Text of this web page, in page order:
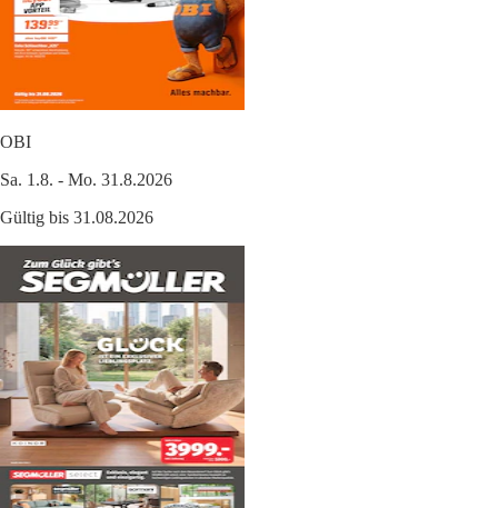
OBI
Sa. 1.8. - Mo. 31.8.2026
Gültig bis 31.08.2026